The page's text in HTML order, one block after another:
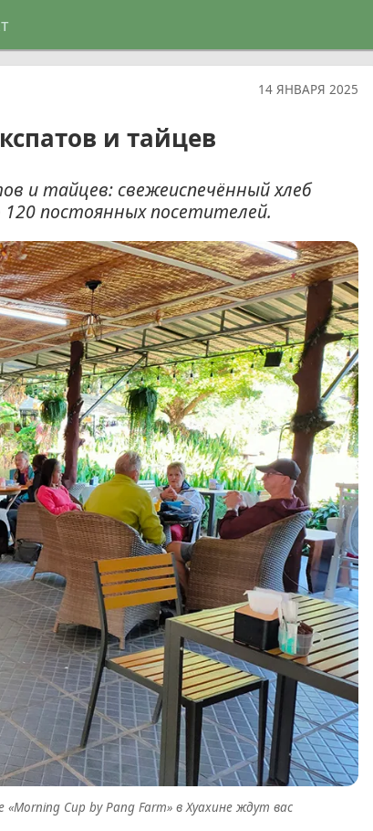
14 ЯНВАРЯ 2025
и тайцев
и тайцев: свежеиспечённый хлеб
постоянных посетителей.
Cup by Pang Farm» в Хуахине ждут вас